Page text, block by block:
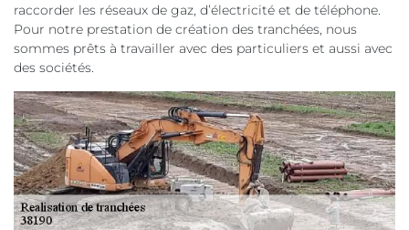
raccorder les réseaux de gaz, d’électricité et de téléphone.
Pour notre prestation de création des tranchées, nous
sommes prêts à travailler avec des particuliers et aussi avec
des sociétés.